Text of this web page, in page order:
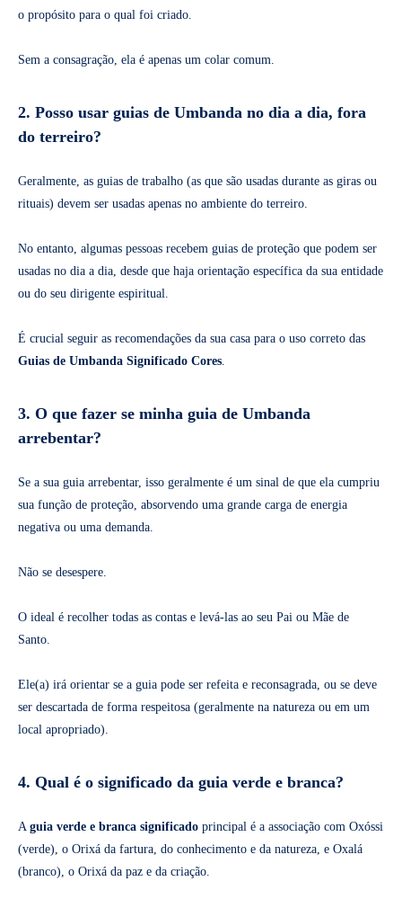
o propósito para o qual foi criado.
Sem a consagração, ela é apenas um colar comum.
2. Posso usar guias de Umbanda no dia a dia, fora
do terreiro?
Geralmente, as guias de trabalho (as que são usadas durante as giras ou
rituais) devem ser usadas apenas no ambiente do terreiro.
No entanto, algumas pessoas recebem guias de proteção que podem ser
usadas no dia a dia, desde que haja orientação específica da sua entidade
ou do seu dirigente espiritual.
É crucial seguir as recomendações da sua casa para o uso correto das
Guias de Umbanda Significado Cores
3. O que fazer se minha guia de Umbanda
arrebentar?
Se a sua guia arrebentar, isso geralmente é um sinal de que ela cumpriu
sua função de proteção, absorvendo uma grande carga de energia
negativa ou uma demanda.
Não se desespere.
O ideal é recolher todas as contas e levá-las ao seu Pai ou Mãe de
Santo.
Ele(a) irá orientar se a guia pode ser refeita e reconsagrada, ou se deve
ser descartada de forma respeitosa (geralmente na natureza ou em um
local apropriado).
4. Qual é o significado da guia verde e branca?
A guia verde e branca significado principal é a associação com Oxóssi
(verde), o Orixá da fartura, do conhecimento e da natureza, e Oxalá
(branco), o Orixá da paz e da criação.